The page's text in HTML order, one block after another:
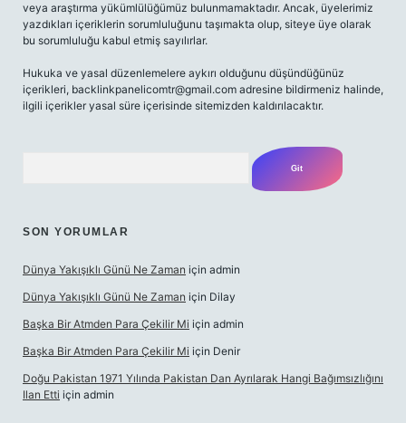
veya araştırma yükümlülüğümüz bulunmamaktadır. Ancak, üyelerimiz
yazdıkları içeriklerin sorumluluğunu taşımakta olup, siteye üye olarak
bu sorumluluğu kabul etmiş sayılırlar.
Hukuka ve yasal düzenlemelere aykırı olduğunu düşündüğünüz
içerikleri, backlinkpanelicomtr@gmail.com adresine bildirmeniz halinde,
ilgili içerikler yasal süre içerisinde sitemizden kaldırılacaktır.
SON YORUMLAR
Dünya Yakışıklı Günü Ne Zaman için admin
Dünya Yakışıklı Günü Ne Zaman için Dilay
Başka Bir Atmden Para Çekilir Mi için admin
Başka Bir Atmden Para Çekilir Mi için Denir
Doğu Pakistan 1971 Yılında Pakistan Dan Ayrılarak Hangi Bağımsızlığını
Ilan Etti için admin